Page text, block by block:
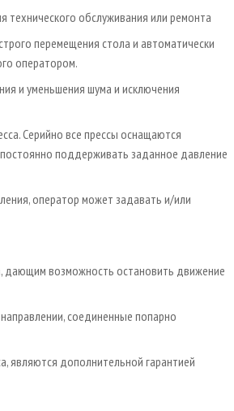
технического обслуживания или ремонта
перемещения стола и автоматически
оператором.
и уменьшения шума и исключения
Серийно все прессы оснащаются
поддерживать заданное давление
оператор может задавать и/или
дающим возможность остановить движение
соединенные попарно
являются дополнительной гарантией